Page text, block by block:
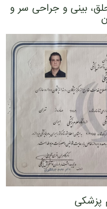
بینی و جراحی سر و
پزشکی